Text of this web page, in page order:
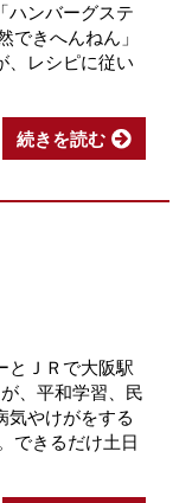
ハンバーグステ
きへんねん」
、レシピに従い
続きを読む
とＪＲで大阪駅
、平和学習、民
気やけがをする
できるだけ土日